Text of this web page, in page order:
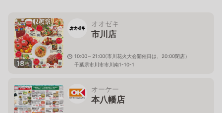
18枚
オオゼキ
市川店
10:00～21:00(市川花火大会開催日は、20:00閉店）
千葉県市川市市川南1-10-1
オーケー
本八幡店